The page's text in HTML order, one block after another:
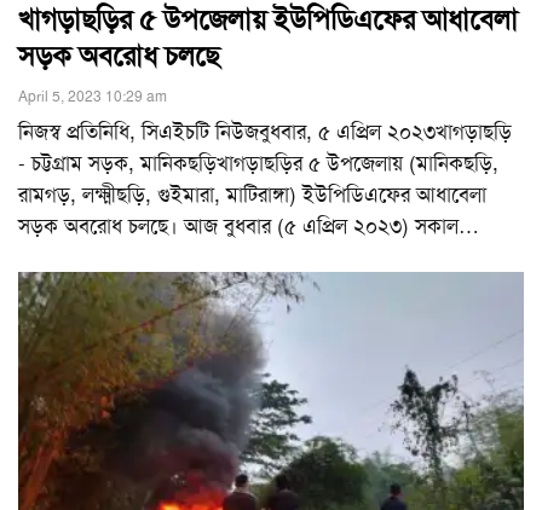
খাগড়াছড়ির ৫ উপজেলায় ইউপিডিএফের আধাবেলা
সড়ক অবরোধ চলছে
April 5, 2023 10:29 am
নিজস্ব প্রতিনিধি, সিএইচটি নিউজবুধবার, ৫ এপ্রিল ২০২৩খাগড়াছড়ি
- চট্টগ্রাম সড়ক, মানিকছড়িখাগড়াছড়ির ৫ উপজেলায় (মানিকছড়ি,
রামগড়, লক্ষ্মীছড়ি, গুইমারা, মাটিরাঙ্গা) ইউপিডিএফের আধাবেলা
সড়ক অবরোধ চলছে। আজ বুধবার (৫ এপ্রিল ২০২৩) সকাল…